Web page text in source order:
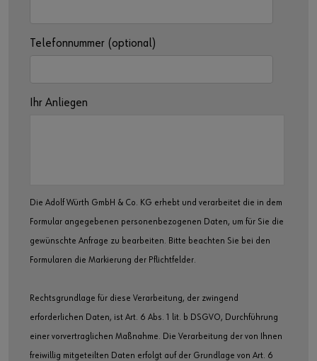
Telefonnummer (optional)
Ihr Anliegen
Die Adolf Würth GmbH & Co. KG erhebt und verarbeitet die in dem
Formular angegebenen personenbezogenen Daten, um für Sie die
gewünschte Anfrage zu bearbeiten. Bitte beachten Sie bei den
Formularen die Markierung der Pflichtfelder.
Rechtsgrundlage für diese Verarbeitung, der zwingend
erforderlichen Daten, ist Art. 6 Abs. 1 lit. b DSGVO, Durchführung
einer vorvertraglichen Maßnahme. Die Verarbeitung der von Ihnen
freiwillig mitgeteilten Daten erfolgt auf der Grundlage von Art. 6